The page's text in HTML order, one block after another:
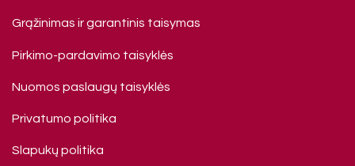
Grąžinimas ir garantinis taisymas
Pirkimo-pardavimo taisyklės
Nuomos paslaugų taisyklės
Privatumo politika
Slapukų politika